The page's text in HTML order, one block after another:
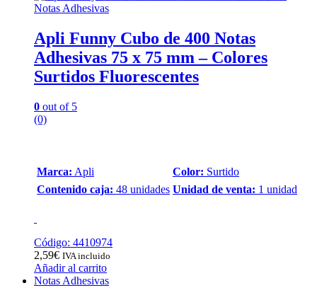
Notas Adhesivas
Apli Funny Cubo de 400 Notas
Adhesivas 75 x 75 mm – Colores
Surtidos Fluorescentes
0 out of 5
(0)
Marca: Apli Color: Surtido
Contenido caja: 48 unidades Unidad de venta: 1 unidad
Código: 4410974
2,59€ IVA incluido
Añadir al carrito
Notas Adhesivas